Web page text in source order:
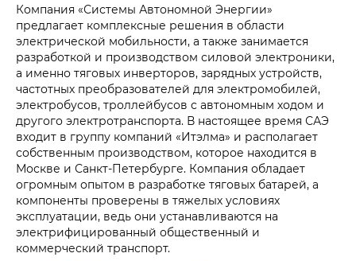
Компания «Системы Автономной Энергии»
предлагает комплексные решения в области
электрической мобильности, а также занимается
разработкой и производством силовой электроники,
а именно тяговых инверторов, зарядных устройств,
частотных преобразователей для электромобилей,
электробусов, троллейбусов с автономным ходом и
другого электротранспорта. В настоящее время САЭ
входит в группу компаний «Итэлма» и располагает
собственным производством, которое находится в
Москве и Санкт-Петербурге. Компания обладает
огромным опытом в разработке тяговых батарей, а
компоненты проверены в тяжелых условиях
эксплуатации, ведь они устанавливаются на
электрифицированный общественный и
коммерческий транспорт.